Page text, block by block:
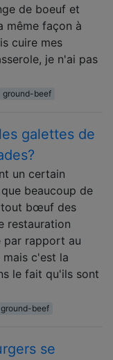
de boeuf et
même façon à
cuire mes
je n'ai pas
ground-beef
galettes de
un certain
beaucoup de
tout bœuf des
restauration
par rapport au
c'est la
le fait qu'ils sont
ground-beef
se